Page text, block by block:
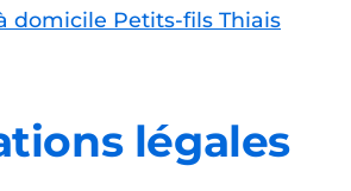
domicile Petits-fils Thiais
légales